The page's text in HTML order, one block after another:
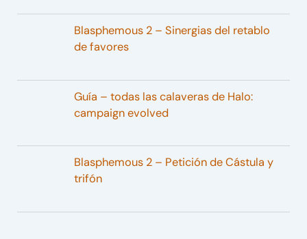
Blasphemous 2 – Sinergias del retablo
de favores
Guía – todas las calaveras de Halo:
campaign evolved
Blasphemous 2 – Petición de Cástula y
trifón